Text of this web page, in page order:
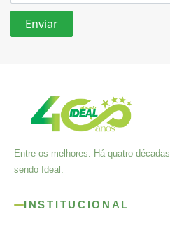
Entre os melhores. Há quatro décadas,
sendo Ideal.
INSTITUCIONAL